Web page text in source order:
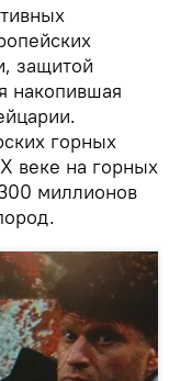
защитой
накопившая
горных
веке на горных
миллионов